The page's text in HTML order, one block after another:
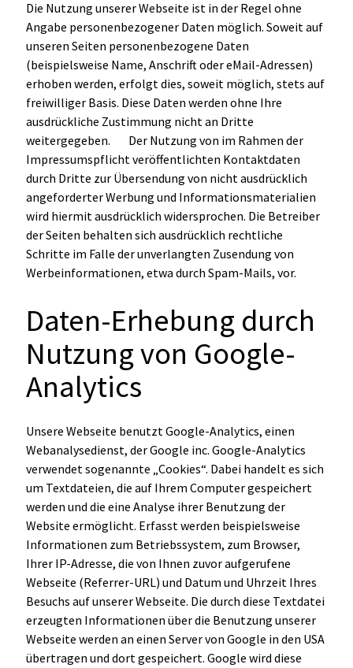
Die Nutzung unserer Webseite ist in der Regel ohne
Angabe personenbezogener Daten möglich. Soweit auf
unseren Seiten personenbezogene Daten
(beispielsweise Name, Anschrift oder eMail-Adressen)
erhoben werden, erfolgt dies, soweit möglich, stets auf
freiwilliger Basis. Diese Daten werden ohne Ihre
ausdrückliche Zustimmung nicht an Dritte
weitergegeben. Der Nutzung von im Rahmen der
Impressumspflicht veröffentlichten Kontaktdaten
durch Dritte zur Übersendung von nicht ausdrücklich
angeforderter Werbung und Informationsmaterialien
wird hiermit ausdrücklich widersprochen. Die Betreiber
der Seiten behalten sich ausdrücklich rechtliche
Schritte im Falle der unverlangten Zusendung von
Werbeinformationen, etwa durch Spam-Mails, vor.
Daten-Erhebung durch
Nutzung von Google-
Analytics
Unsere Webseite benutzt Google-Analytics, einen
Webanalysedienst, der Google inc. Google-Analytics
verwendet sogenannte „Cookies“. Dabei handelt es sich
um Textdateien, die auf Ihrem Computer gespeichert
werden und die eine Analyse ihrer Benutzung der
Website ermöglicht. Erfasst werden beispielsweise
Informationen zum Betriebssystem, zum Browser,
Ihrer IP-Adresse, die von Ihnen zuvor aufgerufene
Webseite (Referrer-URL) und Datum und Uhrzeit Ihres
Besuchs auf unserer Webseite. Die durch diese Textdatei
erzeugten Informationen über die Benutzung unserer
Webseite werden an einen Server von Google in den USA
übertragen und dort gespeichert. Google wird diese